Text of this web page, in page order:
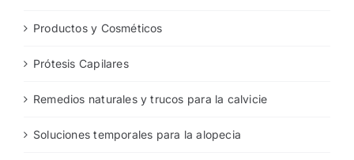
Productos y Cosméticos
Prótesis Capilares
Remedios naturales y trucos para la calvicie
Soluciones temporales para la alopecia